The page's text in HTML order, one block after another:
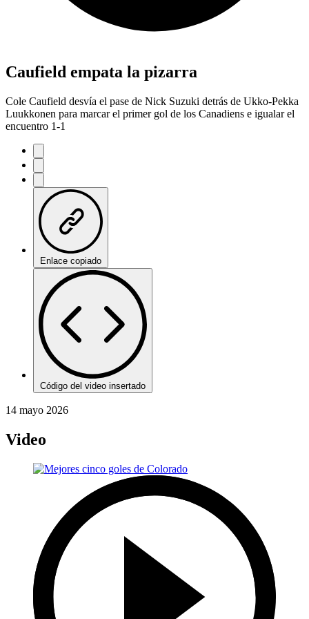
Caufield empata la pizarra
Cole Caufield desvía el pase de Nick Suzuki detrás de Ukko-Pekka
Luukkonen para marcar el primer gol de los Canadiens e igualar el
encuentro 1-1
Enlace copiado
Código del video insertado
14 mayo 2026
Video